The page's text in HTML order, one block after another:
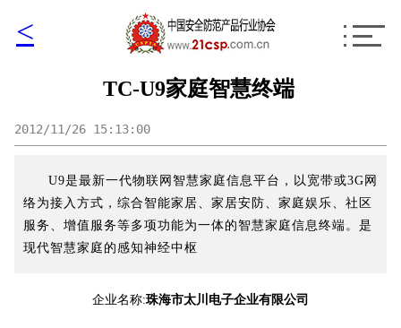
<
TC-U9家庭智慧终端
2012/11/26 15:13:00
U9是最新一代物联网智慧家庭信息平台，以宽带或3G网
络为接入方式，综合智能家居、家居安防、家庭娱乐、社区
服务、增值服务等多项功能为一体的智慧家庭信息终端。是
现代智慧家庭的感知神经中枢
企业名称:珠海市太川电子企业有限公司